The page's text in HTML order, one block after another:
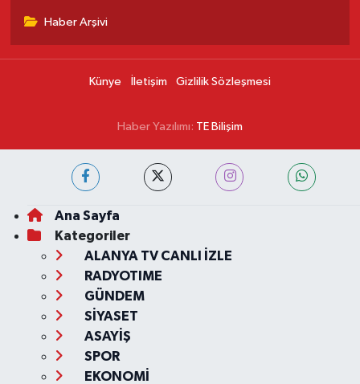
Haber Arşivi
Künye İletişim Gizlilik Sözleşmesi
Haber Yazılımı: TE Bilişim
Ana Sayfa
Kategoriler
ALANYA TV CANLI İZLE
RADYOTIME
GÜNDEM
SİYASET
ASAYİŞ
SPOR
EKONOMİ